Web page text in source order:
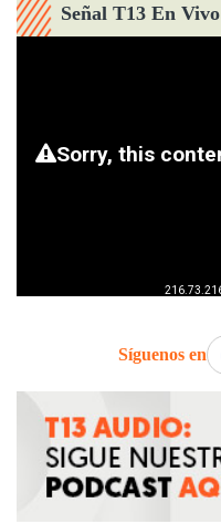
Señal T13 En Vivo
Síguenos en